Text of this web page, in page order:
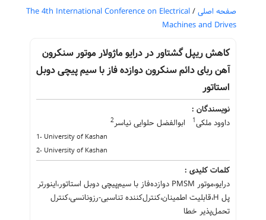
صفحه اصلی /
The 4th International Conference on Electrical
Machines and Drives
کاهش ریپل گشتاور در درایو ماژولار موتور سنکرون
آهن ربای دائم سنکرون دوازده فاز با سیم پیچی دوبل
استاتور
نویسندگان :
داوود ملکی1 ابوالفضل حلوایی نیاسر2
1- University of Kashan
2- University of Kashan
کلمات کلیدی :
درایو،موتور PMSM دوازده‌فاز با سیم‌پیچی دوبل استاتور،اینورتر
پل H،قابلیت اطمینان،کنترل‌کننده تناسبی-رزونانسی،کنترل
تحمل‌پذیر خطا